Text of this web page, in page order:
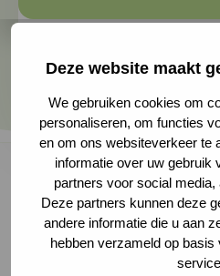
Deze website maakt
We gebruiken cookies om
personaliseren, om functies
en om ons websiteverkeer te
informatie over uw gebruik
partners voor social
Deze partners kunnen deze
andere informatie die u aan
hebben verzameld op
In het voorjaar van 2022
Europese landen,
met een internationale